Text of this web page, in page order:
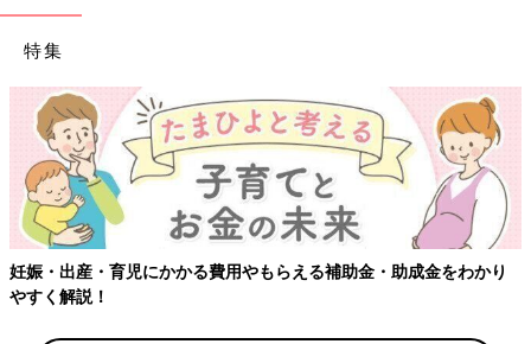
特集
妊娠・出産・育児にかかる費用やもらえる補助金・助成金をわかり
やすく解説！